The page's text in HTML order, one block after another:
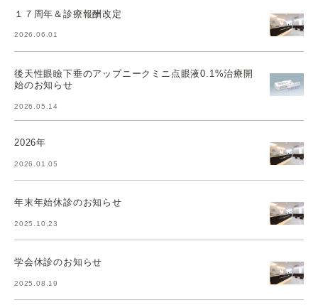
１７周年＆診療報酬改定
2026.06.01
後天性眼瞼下垂のアップニークミニ点眼液0.1%治療開
始のお知らせ
2026.05.14
2026年
2026.01.05
年末年始休診のお知らせ
2025.10.23
学会休診のお知らせ
2025.08.19